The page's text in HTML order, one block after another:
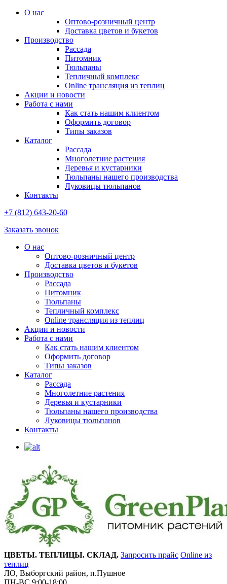
О нас
Оптово-розничный центр
Доставка цветов и букетов
Производство
Рассада
Питомник
Тюльпаны
Тепличный комплекс
Online трансляция из теплиц
Акции и новости
Работа с нами
Как стать нашим клиентом
Оформить договор
Типы заказов
Каталог
Рассада
Многолетние растения
Деревья и кустарники
Тюльпаны нашего производства
Луковицы тюльпанов
Контакты
+7 (812) 643-20-60
Заказать звонок
О нас
Оптово-розничный центр
Доставка цветов и букетов
Производство
Рассада
Питомник
Тюльпаны
Тепличный комплекс
Online трансляция из теплиц
Акции и новости
Работа с нами
Как стать нашим клиентом
Оформить договор
Типы заказов
Каталог
Рассада
Многолетние растения
Деревья и кустарники
Тюльпаны нашего производства
Луковицы тюльпанов
Контакты
ЦВЕТЫ. ТЕПЛИЦЫ. СКЛАД. Запросить прайс Online из
теплиц
ЛО, Выборгский район, п.Пушное
ПН-ВС 9:00-18:00